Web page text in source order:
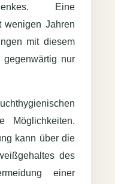
Eine
wenigen Jahren
mit diesem
nur
Möglichkeiten.
kann über die
des
einer